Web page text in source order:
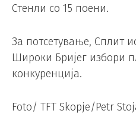
Стенли со 15 поени.
За потсетување, Сплит
Широки Бријег избори
конкуренција.
Foto/ TFT Skopje/Petr